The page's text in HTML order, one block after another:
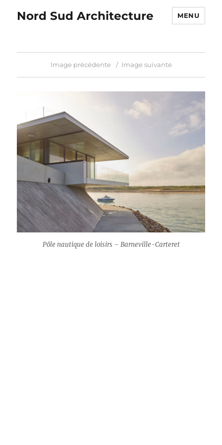
Nord Sud Architecture MENU
Image précédente Image suivante
Pôle nautique de loisirs – Barneville-Carteret